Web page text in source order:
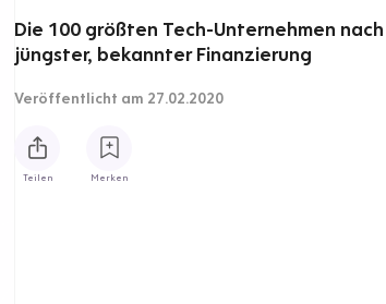
Die 100 größten Tech-Unternehmen
jüngster, bekannter Finanzierung
Veröffentlicht am 27.02.2020
Teilen Merken